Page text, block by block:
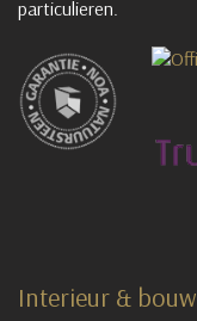
particulieren.
Interieur & bouw